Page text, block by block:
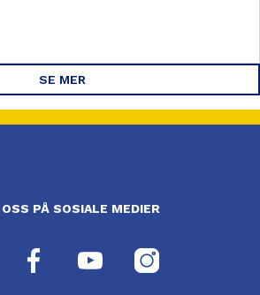
SE MER
PÅ SOSIALE MEDIER